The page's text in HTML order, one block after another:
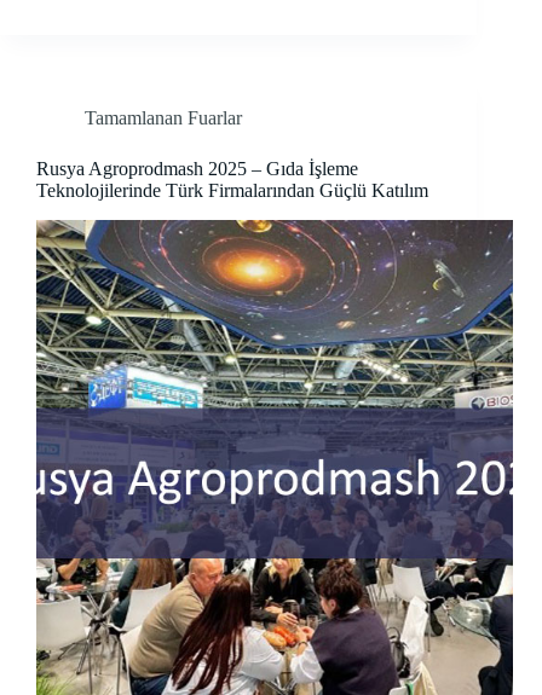
Tamamlanan Fuarlar
Rusya Agroprodmash 2025 – Gıda İşleme
Teknolojilerinde Türk Firmalarından Güçlü Katılım